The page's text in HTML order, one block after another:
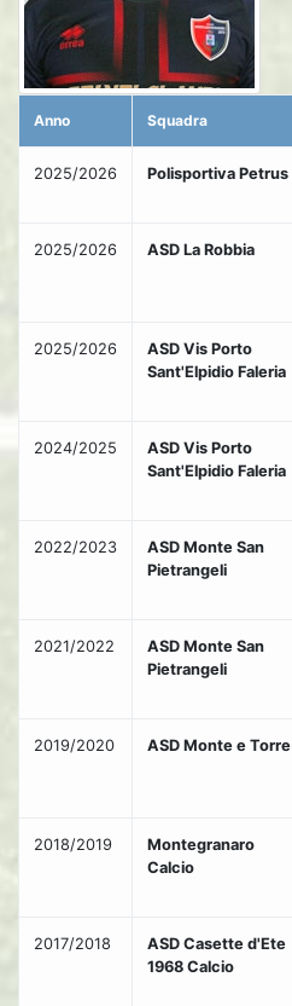
Anno Squadra
2025/2026 Polisportiva Petrus
2025/2026 ASD La Robbia
2025/2026
ASD Vis Porto
Sant'Elpidio Faleria
2024/2025
ASD Vis Porto
Sant'Elpidio Faleria
2022/2023
ASD Monte San
Pietrangeli
2021/2022
ASD Monte San
Pietrangeli
2019/2020 ASD Monte e Torre
2018/2019
Montegranaro
Calcio
2017/2018
ASD Casette d'Ete
1968 Calcio